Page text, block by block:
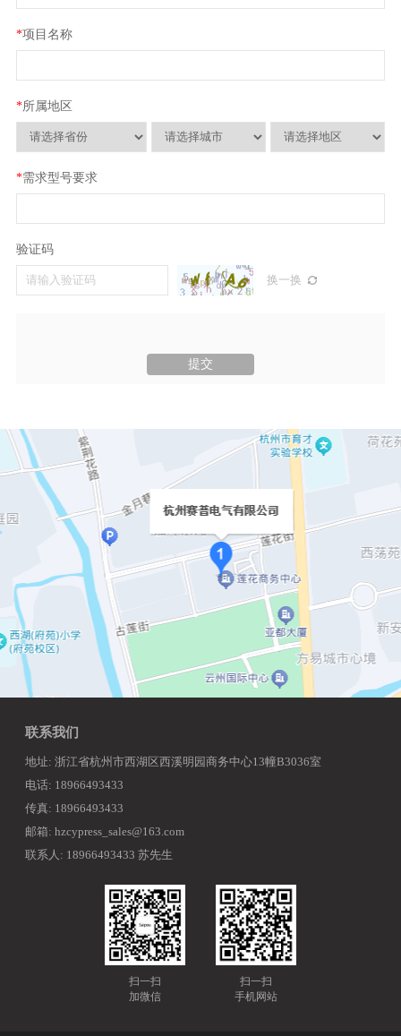
*项目名称
*所属地区
*需求型号要求
验证码
换一换
提交
联系我们
地址: 浙江省杭州市西湖区西溪明园商务中心13幢B3036室
电话: 18966493433
传真: 18966493433
邮箱: hzcypress_sales@163.com
联系人: 18966493433 苏先生
扫一扫
加微信
扫一扫
手机网站